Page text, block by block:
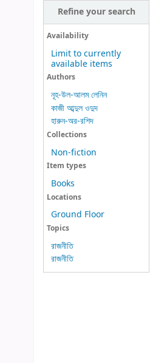
Refine your search
Availability
Limit to currently
available items
Authors
নূহ-উল-আলম লেনিন
কাজী আব্দুল ওদুদ
হারুন-অর-রশিদ
Collections
Non-fiction
Item types
Books
Locations
Ground Floor
Topics
রাজনীতি
রাজনীতি